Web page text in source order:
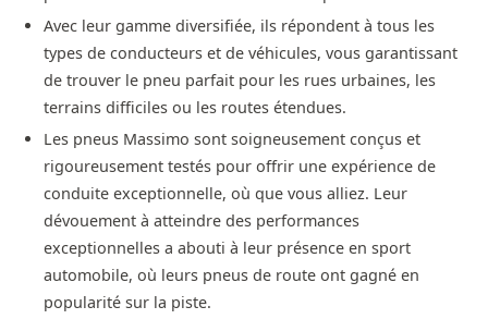
Avec leur gamme diversifiée, ils répondent à tous les
types de conducteurs et de véhicules, vous garantissant
de trouver le pneu parfait pour les rues urbaines, les
terrains difficiles ou les routes étendues.
Les pneus Massimo sont soigneusement conçus et
rigoureusement testés pour offrir une expérience de
conduite exceptionnelle, où que vous alliez. Leur
dévouement à atteindre des performances
exceptionnelles a abouti à leur présence en sport
automobile, où leurs pneus de route ont gagné en
popularité sur la piste.